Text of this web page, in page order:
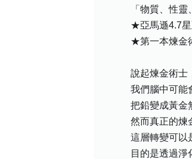
「物質、性靈、
★亞馬遜4.7星
★第一本煉金術
說起煉金術士
我們腦中可能會
把鉛變成黃金無
然而真正的煉金
這層轉變可以是
目的是透過淨化